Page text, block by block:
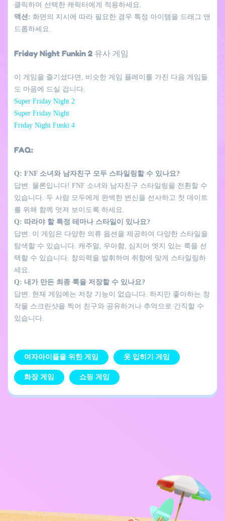
클릭하여 선택한 캐릭터에게 적용하세요.
액션: 화면의 지시에 따라 필요한 경우 특정 아이템을 드래그 앤
드롭하세요.
Friday Night Funkin 2 유사 게임
이 게임을 즐기셨다면, 비슷한 게임 플레이를 가진 다음 게임들
도 마음에 드실 겁니다.
Super Friday Night 2
Super Friday Night
Friday Night Funki 4
FAQ:
Q: FNF 소녀와 남자친구 모두 스타일링할 수 있나요?
답변: 물론입니다! FNF 소녀와 남자친구 스타일링을 전환할 수
있습니다. 두 사람 모두에게 완벽한 변신을 선사하고 첫 데이트
를 위해 함께 멋져 보이도록 하세요.
Q: 따라야 할 특정 테마나 스타일이 있나요?
답변: 이 게임은 다양한 의류 옵션을 제공하여 다양한 스타일을
탐색할 수 있습니다. 캐주얼, 우아함, 심지어 엣지 있는 룩을 선
택할 수 있습니다. 창의력을 발휘하여 취향에 맞게 스타일링하
세요.
Q: 내가 만든 최종 룩을 저장할 수 있나요?
답변: 현재 게임에는 저장 기능이 없습니다. 하지만 좋아하는 창
작물 스크린샷을 찍어 친구와 공유하거나 추억으로 간직할 수
있습니다.
여자아이들을 위한 게임 옷 입히기 게임
화장 게임 쇼핑 게임